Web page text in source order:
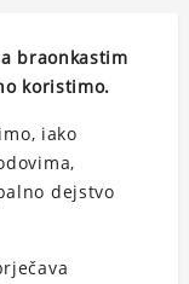
braonkastim
koristimo.
iako
dejstvo